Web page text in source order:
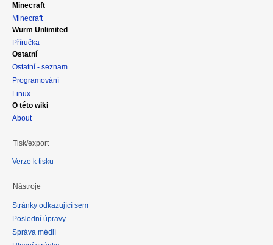
Minecraft
Minecraft
Wurm Unlimited
Příručka
Ostatní
Ostatní - seznam
Programování
Linux
O této wiki
About
Tisk/export
Verze k tisku
Nástroje
Stránky odkazující sem
Poslední úpravy
Správa médií